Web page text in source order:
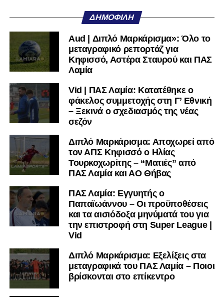
πολύ μικρή.
Ακολουθήστε το lamiara.grστοGoogle Newsγια να
μαθαίνετε πρώτοι τα κυανόλευκα νέα στην Ελλάδα και τον
υπόλοιπο κόσμο. Ακολουθήστε το lamiara.gr στο
μαθαίνετε σε χρόνο dt όλα τα νέα.
ΔΗΜΟΦΙΛΉ
Aud | Διπλό Μαρκάρισμα»: Όλο το
μεταγραφικό ρεπορτάζ για
Κηφισσό, Αστέρα Σταυρού και ΠΑΣ
Λαμία
Vid | ΠΑΣ Λαμία: Κατατέθηκε ο
φάκελος συμμετοχής στη Γ’ Εθνική
– Ξεκινά ο σχεδιασμός της νέας
σεζόν
Διπλό Μαρκάρισμα: Αποχωρεί από
τον ΑΠΣ Κηφισσό ο Ηλίας
Τουρκοχωρίτης – “Ματιές” από
ΠΑΣ Λαμία και ΑΟ Θήβας
ΠΑΣ Λαμία: Εγγυητής ο
Παπαϊωάννου – Οι προϋποθέσεις
και τα αισιόδοξα μηνύματά του για
την επιστροφή στη Super League |
Vid
Διπλό Μαρκάρισμα: Εξελίξεις στα
μεταγραφικά του ΠΑΣ Λαμία – Ποιοι
βρίσκονται στο επίκεντρο